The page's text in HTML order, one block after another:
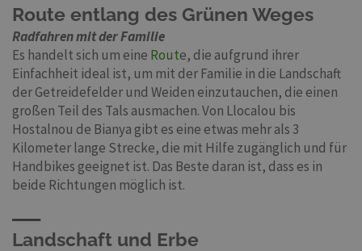
Route entlang des Grünen Weges
Radfahren mit der Familie
Es handelt sich um eine Route, die aufgrund ihrer
Einfachheit ideal ist, um mit der Familie in die Landschaft
der Getreidefelder und Weiden einzutauchen, die einen
großen Teil des Tals ausmachen. Von Llocalou bis
Hostalnou de Bianya gibt es eine etwas mehr als 3
Kilometer lange Strecke, die mit Hilfe zugänglich und für
Handbikes geeignet ist. Das Beste daran ist, dass es in
beide Richtungen möglich ist.
Landschaft und Erbe